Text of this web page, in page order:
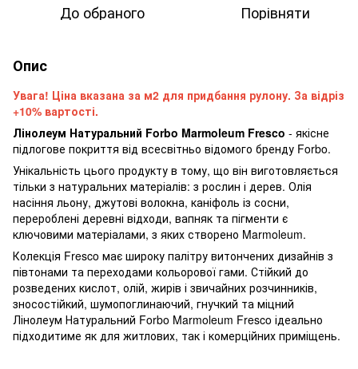
До обраного Порівняти
Опис
Увага! Ціна вказана за м2 для придбання рулону. За відріз
+10% вартості.
Лінолеум Натуральний Forbo Marmoleum Fresco - якісне
підлогове покриття від всесвітньо відомого бренду Forbo.
Унікальність цього продукту в тому, що він виготовляється
тільки з натуральних матеріалів: з рослин і дерев. Олія
насіння льону, джутові волокна, каніфоль із сосни,
перероблені деревні відходи, вапняк та пігменти є
ключовими матеріалами, з яких створено Marmoleum.
Колекція Fresco має широку палітру витончених дизайнів з
півтонами та переходами кольорової гами. Стійкий до
розведених кислот, олій, жирів і звичайних розчинників,
зносостійкий, шумопоглинаючий, гнучкий та міцний
Лінолеум Натуральний Forbo Marmoleum Fresco ідеально
підходитиме як для житлових, так і комерційних приміщень.